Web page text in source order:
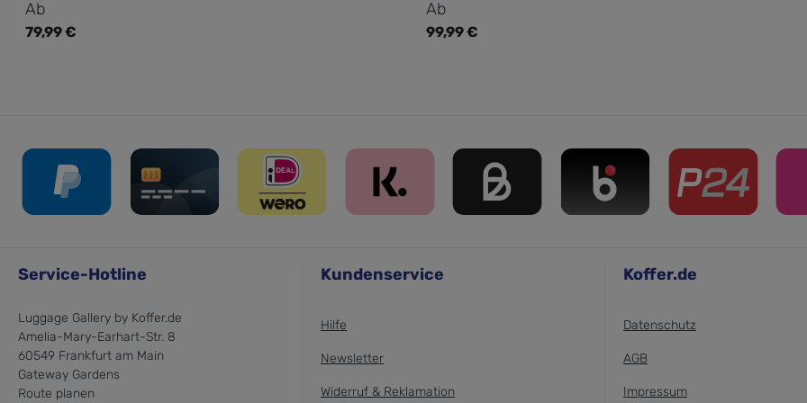
Regulärer Preis:
Ab
79,99 €
Regulärer Preis:
Ab
99,99 €
Service-Hotline
Luggage Gallery by Koffer.de
Amelia-Mary-Earhart-Str. 8
60549 Frankfurt am Main
Gateway Gardens
Route planen
Kundenservice
Hilfe
Newsletter
Widerruf & Reklamation
Koffer.de
Datenschutz
AGB
Impressum